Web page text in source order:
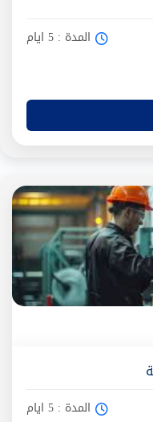
المدة : 5 ايام
المدة : 5 ايام